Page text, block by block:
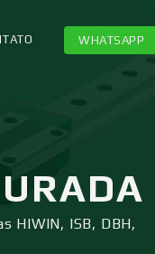
WHATSAPP
HIWIN, ISB, DBH,